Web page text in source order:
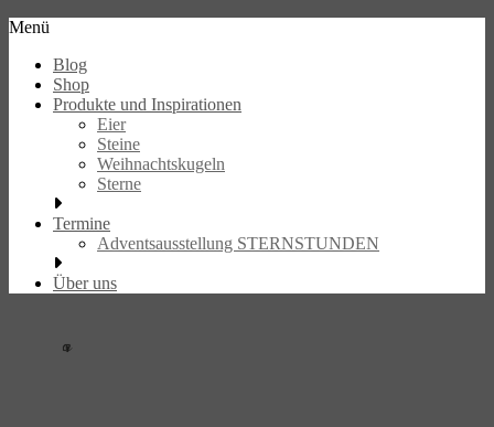
Skip
content
Handbeschriebene
Unikate
Menü
Blog
Shop
Produkte und Inspirationen
Eier
Steine
Weihnachtskugeln
Sterne
Termine
Adventsausstellung STERNSTUNDEN
Über uns